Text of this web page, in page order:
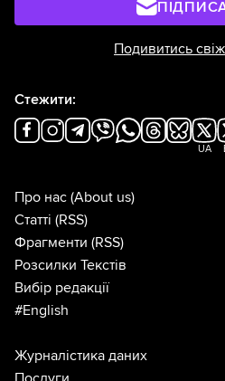
Подивитись
Стежити:
UA
Про нас (About us)
Статті (RSS)
Фрагменти (RSS)
Розсилки Текстів
Вибір редакції
#English
Журналістика даних